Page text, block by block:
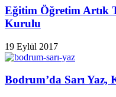
Eğitim Öğretim Artık
Kurulu
19 Eylül 2017
Bodrum’da Sarı Yaz,